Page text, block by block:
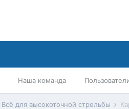
Наша команда
Всё для высокоточной стрельбы